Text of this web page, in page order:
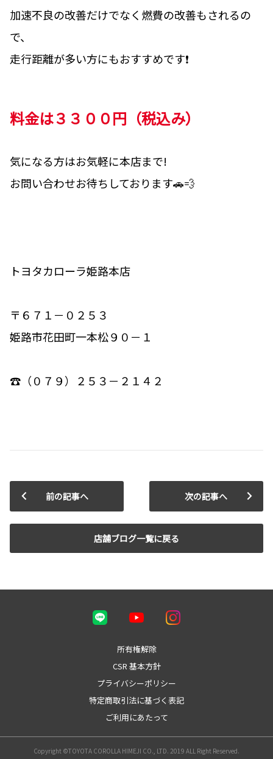
加速不良の改善だけでなく燃費の改善もされるの
で、
走行距離が多い方にもおすすめです❗
料金は３３００円（税込み）
気になる方はお気軽に本店まで!
お問い合わせお待ちしております🚗💨
トヨタカローラ姫路本店
〒６７１－０２５３
姫路市花田町一本松９０－１
☎（０７９）２５３－２１４２
前の記事へ
店舗ブログ一覧に戻る
次の記事へ
所有権解除
CSR 基本方針
プライバシーポリシー
特定商取引法に基づく表記
ご利用にあたって
Copyright ©TOYOTA COROLLA HIMEJI CO., LTD. 2019 ALL Right Reserved.